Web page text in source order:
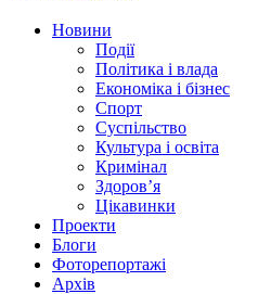
Новини
Події
Політика і влада
Економіка і бізнес
Спорт
Суспільство
Культура і освіта
Кримінал
Здоров’я
Цікавинки
Проекти
Блоги
Фоторепортажі
Архів